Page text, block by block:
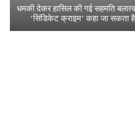
धमकी देकर हासिल की गई सहमति
‘सिंडिकेट क्राइम’ कहा जा सकता